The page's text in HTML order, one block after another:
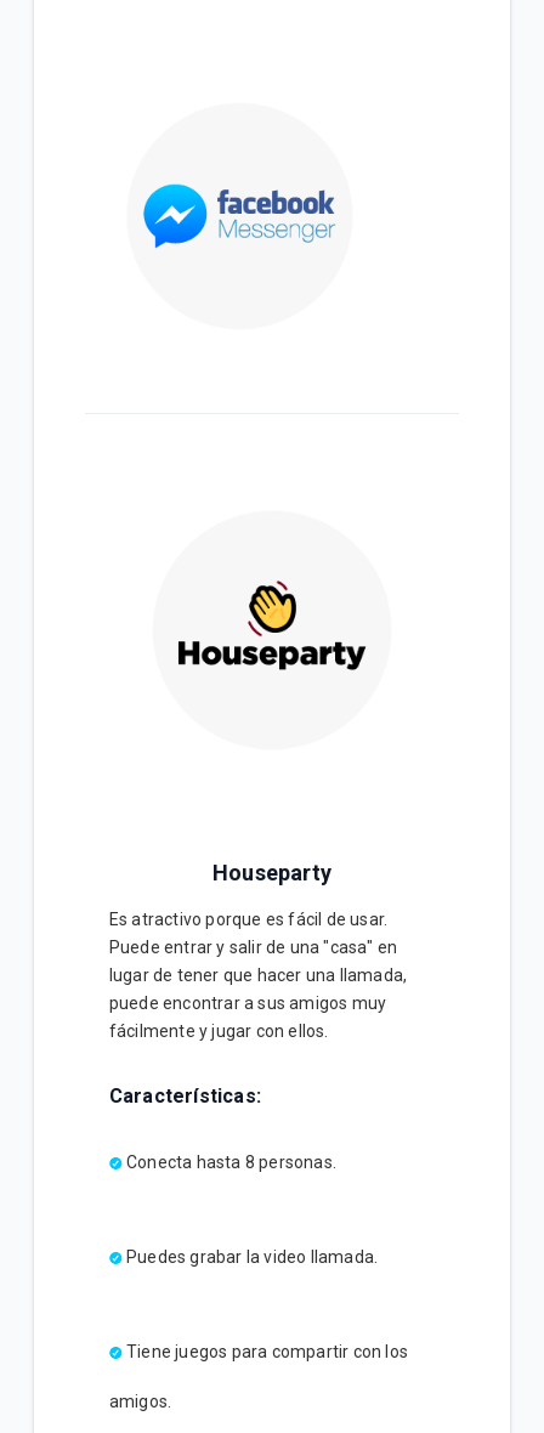
Houseparty
Es atractivo porque es fácil de usar.
Puede entrar y salir de una "casa" en
lugar de tener que hacer una llamada,
puede encontrar a sus amigos muy
fácilmente y jugar con ellos.
Características:
Conecta hasta 8 personas.
Puedes grabar la video llamada.
Tiene juegos para compartir con los
amigos.